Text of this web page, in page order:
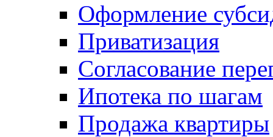
Оформление
Приватизация
Согласование
Ипотека по шагам
Продажа квартиры